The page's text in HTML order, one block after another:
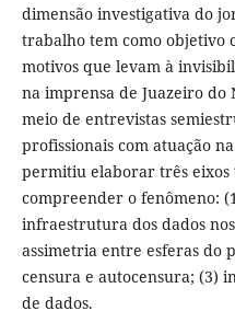
dimensão investigativa do
trabalho tem como objetivo
motivos que levam à
na imprensa de Juazeiro
meio de entrevistas
profissionais com atuação
permitiu elaborar três eixos
compreender o fenômeno:
infraestrutura dos dados
assimetria entre esferas do
censura e autocensura; (3)
de dados.